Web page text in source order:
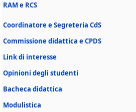
RAM e RCS
Coordinatore e Segreteria CdS
Commissione didattica e CPDS
Link di interesse
Opinioni degli studenti
Bacheca didattica
Modulistica